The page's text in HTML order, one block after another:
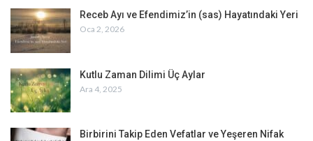
Receb Ayı ve Efendimiz’in (sas) Hayatındaki Yeri
Oca 2, 2026
Kutlu Zaman Dilimi Üç Aylar
Ara 4, 2025
Birbirini Takip Eden Vefatlar ve Yeşeren Nifak